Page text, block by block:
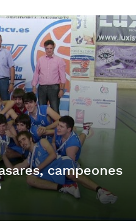
campeones